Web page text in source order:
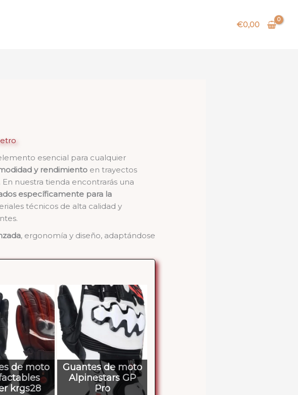
€0,00
esencial para cualquier
y rendimientoen trayectos
nuestra tienda encontrarás una
específicamente para la
técnicos de alta calidad y
, ergonomía y diseño, adaptándose
de moto
krgs28
Guantes de moto
Alpinestars GP
Pro